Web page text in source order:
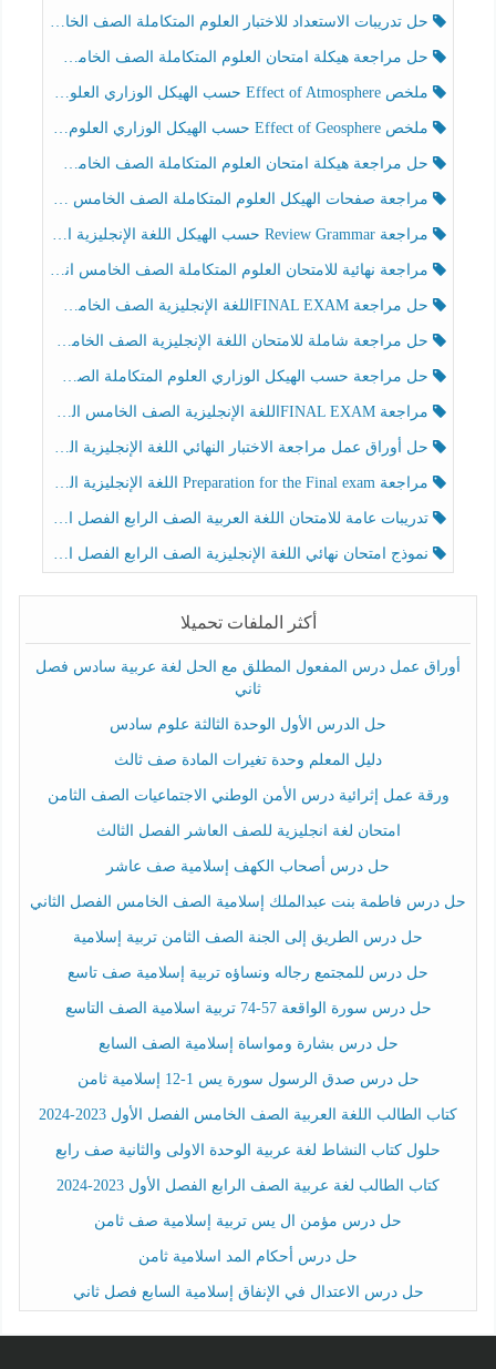
حل تدريبات الاستعداد للاختبار العلوم المتكاملة الصف الخامس عام الفصل الثالث
حل مراجعة هيكلة امتحان العلوم المتكاملة الصف الخامس انسبير الفصل الثالث
ملخص Effect of Atmosphere حسب الهيكل الوزاري العلوم المتكاملة الصف الخامس انسبير الفصل الثالث
ملخص Effect of Geosphere حسب الهيكل الوزاري العلوم المتكاملة الصف الخامس انسبير الفصل الثالث
حل مراجعة هيكلة امتحان العلوم المتكاملة الصف الخامس عام الفصل الثالث
مراجعة صفحات الهيكل العلوم المتكاملة الصف الخامس انسبير الفصل الثالث
مراجعة Review Grammar حسب الهيكل اللغة الإنجليزية الصف الخامس الفصل الثالث
مراجعة نهائية للامتحان العلوم المتكاملة الصف الخامس انسبير الفصل الثالث
حل مراجعة FINAL EXAMاللغة الإنجليزية الصف الخامس الفصل الثالث
حل مراجعة شاملة للامتحان اللغة الإنجليزية الصف الخامس الفصل الثالث
حل مراجعة حسب الهيكل الوزاري العلوم المتكاملة الصف الخامس عام الفصل الثالث
مراجعة FINAL EXAMاللغة الإنجليزية الصف الخامس الفصل الثالث
حل أوراق عمل مراجعة الاختبار النهائي اللغة الإنجليزية الصف الرابع الفصل الثالث
مراجعة Preparation for the Final exam اللغة الإنجليزية الصف الرابع الفصل الثالث
تدريبات عامة للامتحان اللغة العربية الصف الرابع الفصل الثالث
نموذج امتحان نهائي اللغة الإنجليزية الصف الرابع الفصل الثالث
أكثر الملفات تحميلا
أوراق عمل درس المفعول المطلق مع الحل لغة عربية سادس فصل
ثاني
حل الدرس الأول الوحدة الثالثة علوم سادس
دليل المعلم وحدة تغيرات المادة صف ثالث
ورقة عمل إثرائية درس الأمن الوطني الاجتماعيات الصف الثامن
امتحان لغة انجليزية للصف العاشر الفصل الثالث
حل درس أصحاب الكهف إسلامية صف عاشر
حل درس فاطمة بنت عبدالملك إسلامية الصف الخامس الفصل الثاني
حل درس الطريق إلى الجنة الصف الثامن تربية إسلامية
حل درس للمجتمع رجاله ونساؤه تربية إسلامية صف تاسع
حل درس سورة الواقعة 57-74 تربية اسلامية الصف التاسع
حل درس بشارة ومواساة إسلامية الصف السابع
حل درس صدق الرسول سورة يس 1-12 إسلامية ثامن
كتاب الطالب اللغة العربية الصف الخامس الفصل الأول 2023-2024
حلول كتاب النشاط لغة عربية الوحدة الاولى والثانية صف رابع
كتاب الطالب لغة عربية الصف الرابع الفصل الأول 2023-2024
حل درس مؤمن ال يس تربية إسلامية صف ثامن
حل درس أحكام المد اسلامية ثامن
حل درس الاعتدال في الإنفاق إسلامية السابع فصل ثاني